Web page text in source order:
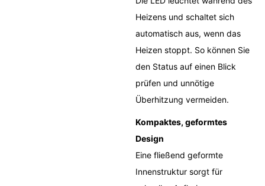
Heizens und schaltet sich
automatisch aus, wenn das
Heizen stoppt. So können Sie
den Status auf einen Blick
prüfen und unnötige
Überhitzung vermeiden.
Kompaktes, geformtes
Design
Eine fließend geformte
Innenstruktur sorgt für